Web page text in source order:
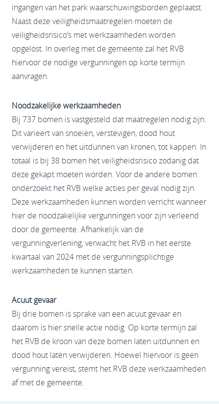
ingangen van het park waarschuwingsborden geplaatst.
Naast deze veiligheidsmaatregelen moeten de
veiligheidsrisico’s met werkzaamheden worden
opgelost. In overleg met de gemeente zal het RVB
hiervoor de nodige vergunningen op korte termijn
aanvragen.
Noodzakelijke werkzaamheden
Bij 737 bomen is vastgesteld dat maatregelen nodig zijn.
Dit varieert van snoeien, verstevigen, dood hout
verwijderen en het uitdunnen van kronen, tot kappen. In
totaal is bij 38 bomen het veiligheidsrisico zodanig dat
deze gekapt moeten worden. Voor de andere bomen
onderzoekt het RVB welke acties per geval nodig zijn.
Deze werkzaamheden kunnen worden verricht wanneer
hier de noodzakelijke vergunningen voor zijn verleend
door de gemeente. Afhankelijk van de
vergunningverlening, verwacht het RVB in het eerste
kwartaal van 2024 met de vergunningsplichtige
werkzaamheden te kunnen starten.
Acuut gevaar
Bij drie bomen is sprake van een acuut gevaar en
daarom is hier snelle actie nodig. Op korte termijn zal
het RVB de kroon van deze bomen laten uitdunnen en
dood hout laten verwijderen. Hoewel hiervoor is geen
vergunning vereist, stemt het RVB deze werkzaamheden
af met de gemeente.